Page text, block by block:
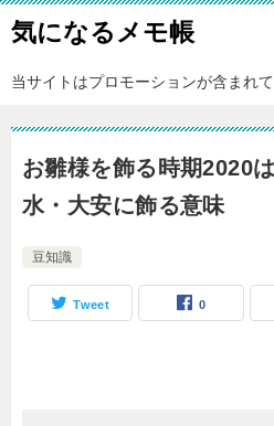
気になるメモ帳
当サイトはプロモーションが含まれて
お雛様を飾る時期2020
水・大安に飾る意味
豆知識
Tweet 0